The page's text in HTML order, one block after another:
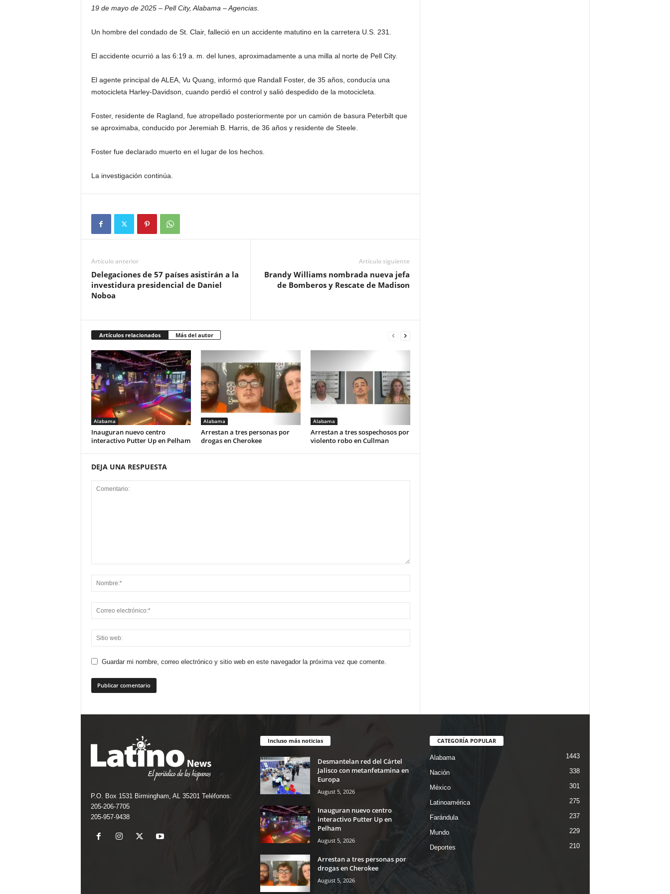
19 de mayo de 2025 – Pell City, Alabama – Agencias.
Un hombre del condado de St. Clair, falleció en un accidente matutino en la carretera U.S. 231.
El accidente ocurrió a las 6:19 a. m. del lunes, aproximadamente a una milla al norte de Pell City.
El agente principal de ALEA, Vu Quang, informó que Randall Foster, de 35 años, conducía una
motocicleta Harley-Davidson, cuando perdió el control y salió despedido de la motocicleta.
Foster, residente de Ragland, fue atropellado posteriormente por un camión de basura Peterbilt que
se aproximaba, conducido por Jeremiah B. Harris, de 36 años y residente de Steele.
Foster fue declarado muerto en el lugar de los hechos.
La investigación continúa.
Artículo anterior
Delegaciones de 57 países asistirán a la
investidura presidencial de Daniel
Noboa
Artículo siguiente
Brandy Williams nombrada nueva jefa
de Bomberos y Rescate de Madison
Artículos relacionados Más del autor
Alabama
Inauguran nuevo centro
interactivo Putter Up en Pelham
Alabama
Arrestan a tres personas por
drogas en Cherokee
Alabama
Arrestan a tres sospechosos por
violento robo en Cullman
DEJA UNA RESPUESTA
Guardar mi nombre, correo electrónico y sitio web en este navegador la próxima vez que comente.
P.O. Box 1531 Birmingham, AL 35201 Teléfonos:
205-206-7705
205-957-9438
Incluso más noticias
Desmantelan red del Cártel
Jalisco con metanfetamina en
Europa
August 5, 2026
Inauguran nuevo centro
interactivo Putter Up en
Pelham
August 5, 2026
Arrestan a tres personas por
drogas en Cherokee
August 5, 2026
CATEGORÍA POPULAR
Alabama 1443
Nación 338
México 301
Latinoamérica 275
Farándula 237
Mundo 229
Deportes 210